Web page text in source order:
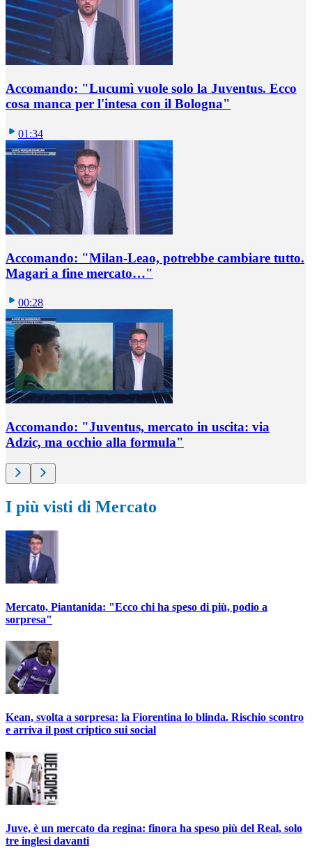
Accomando: "Lucumì vuole solo la Juventus. Ecco
cosa manca per l'intesa con il Bologna"
01:34
Accomando: "Milan-Leao, potrebbe cambiare tutto.
Magari a fine mercato…"
00:28
Accomando: "Juventus, mercato in uscita: via
Adzic, ma occhio alla formula"
I più visti di Mercato
Mercato, Piantanida: "Ecco chi ha speso di più, podio a
sorpresa"
Kean, svolta a sorpresa: la Fiorentina lo blinda. Rischio scontro
e arriva il post criptico sui social
Juve, è un mercato da regina: finora ha speso più del Real, solo
tre inglesi davanti